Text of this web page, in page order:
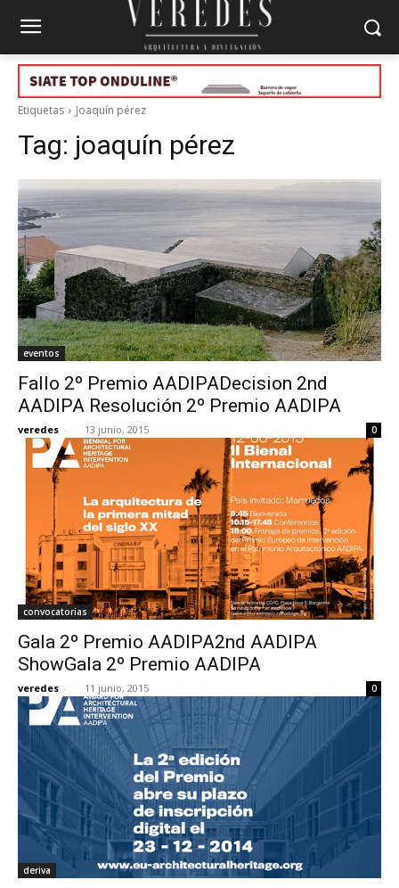
Etiquetas Joaquín pérez
Tag: joaquín pérez
eventos
Fallo 2º Premio AADIPADecision 2nd
AADIPA Resolución 2º Premio AADIPA
veredes - 13 junio, 2015 0
convocatorias
Gala 2º Premio AADIPA2nd AADIPA
ShowGala 2º Premio AADIPA
veredes - 11 junio, 2015 0
deriva